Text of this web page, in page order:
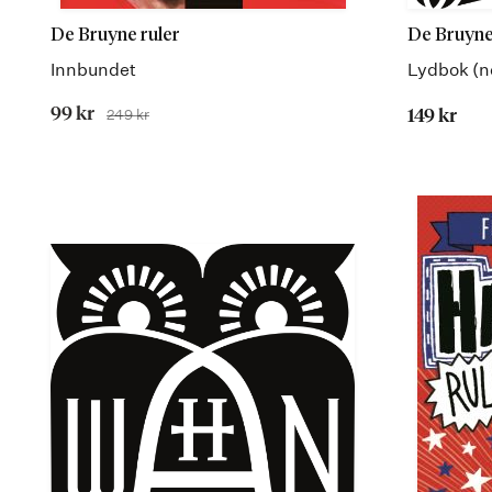
De Bruyne ruler
Innbundet
Tilbudspris
99 kr Før
249 kr
De
Lydbok
149 kr